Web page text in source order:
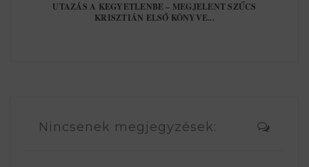
UTAZÁS A KEGYETLENBE – MEGJELENT SZŰCS
KRISZTIÁN ELSŐ KÖNYVE...
Nincsenek megjegyzések: